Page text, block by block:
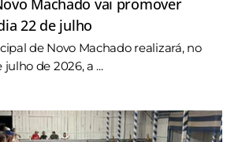
Machado vai promover
22 de julho
de Novo Machado realizará, no
de 2026, a ...